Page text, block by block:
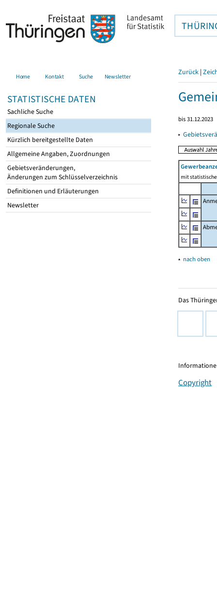
Home Kontakt Suche Newsletter
STATISTISCHE DATEN
Sachliche Suche
Regionale Suche
Kürzlich bereitgestellte Daten
Allgemeine Angaben, Zuordnungen
Gebietsveränderungen,
Änderungen zum Schlüsselverzeichnis
Definitionen und Erläuterungen
Newsletter
Zurück |
bis 31.12.2023
▸
mit
▴ nach oben
Das
Copyright